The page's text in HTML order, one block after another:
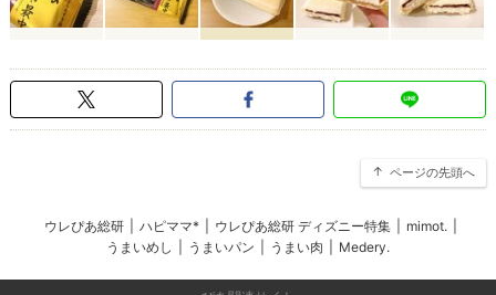
ページの先頭へ
ウレぴあ総研 ハピママ* ウレぴあ総研 ディズニー特集 mimot.
うまいめし
うまいパン うまい肉 Medery.